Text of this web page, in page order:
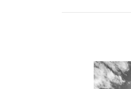
wurde, führte
Interessant